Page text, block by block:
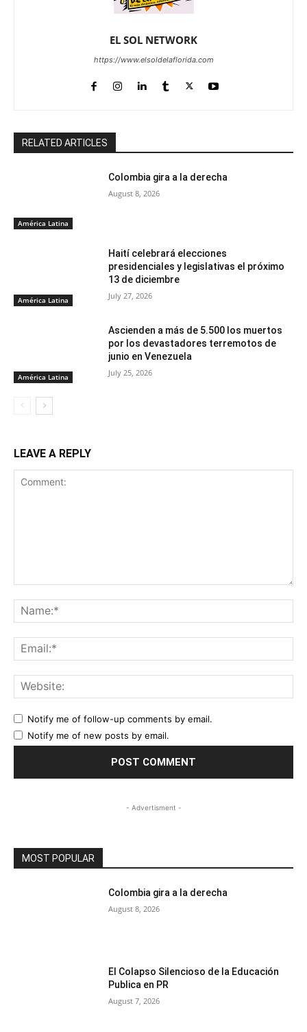
EL SOL NETWORK
https://www.elsoldelaflorida.com
RELATED ARTICLES
América Latina
Colombia gira a la derecha
August 8, 2026
América Latina
Haití celebrará elecciones
presidenciales y legislativas el próximo
13 de diciembre
July 27, 2026
América Latina
Ascienden a más de 5.500 los muertos
por los devastadores terremotos de
junio en Venezuela
July 25, 2026
LEAVE A REPLY
Notify me of follow-up comments by email.
Notify me of new posts by email.
- Advertisment -
MOST POPULAR
Colombia gira a la derecha
August 8, 2026
El Colapso Silencioso de la Educación
Publica en PR
August 7, 2026